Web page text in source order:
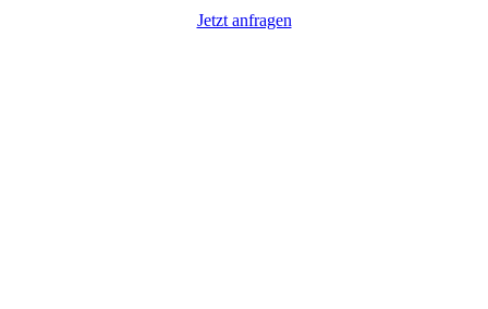
Jetzt anfragen